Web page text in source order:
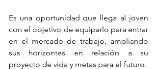
Es una oportunidad que llega al joven
con el objetivo de equiparlo para entrar
en el mercado de trabajo, ampliando
sus horizontes en relación a su